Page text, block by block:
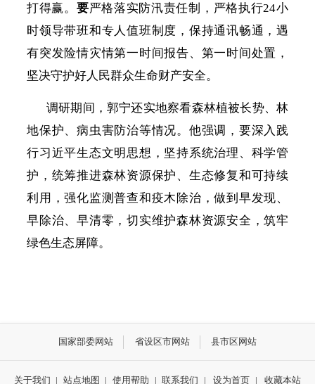
打得赢。 要严格落实防汛责任制，严格执行24小
时领导带班和专人值班制度，保持通讯畅通，遇
有突发险情灾情第一时间报告、第一时间处置，
坚决守护好人民群众生命财产安全。
调研期间，郭宁还实地察看森林植被长势、林
地保护、病虫害防治等情况。他强调，要深入践
行习近平生态文明思想，坚持系统治理、科学管
护，统筹推进森林资源保护、生态修复和可持续
利用，强化监测普查和疫木除治，做到早发现、
早除治、早清零，切实维护森林资源安全，筑牢
绿色生态屏障。
国家部委网站 省设区市网站 县市区网站
关于我们 | 站点地图 | 使用帮助 | 联系我们 | 设为首页 | 收藏本站